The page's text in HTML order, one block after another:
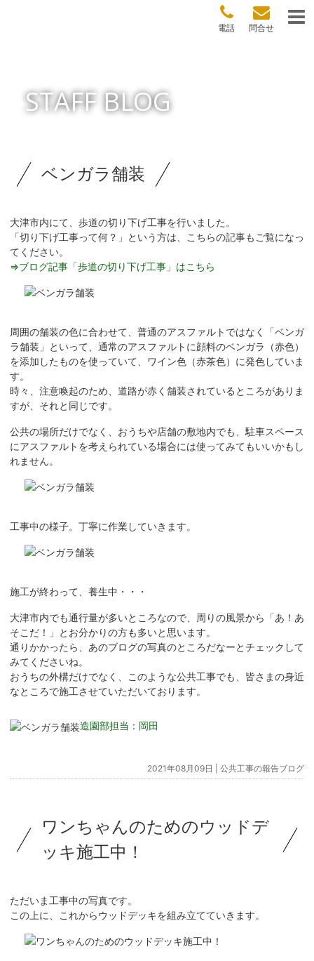
問合せ
電話
STAFF BLOG
ベンガラ舗装
大津市内にて、歩道の切り下げ工事を行いました。
「切り下げ工事って何？」という方は、こちらの記事もご覧になっ
てください。
⇒ブログ記事「歩道の切り下げ工事」はこちら
周囲の舗装の色に合わせて、普通のアスファルトではなく「ベンガ
ラ舗装」といって、通常のアスファルトに顔料のベンガラ（赤色）
を添加したものを使っていて、ワイン色（赤茶色）に発色していま
す。
時々、注意喚起のため、道路が赤く舗装されているところがありま
すが、それと同じです。
公共の場所だけでなく、おうちや店舗の敷地内でも、駐車スペース
にアスファルトを考えられている場合には使ってみてもいいかもし
れません。
工事中の様子。丁寧に作業していきます。
施工が終わって、養生中・・・
大津市内でも通行量が多いところなので、周りの風景から「あ！あ
そこだ！」とお分かりの方も多いと思います。
通りかかったら、あのブログの写真のところだなーとチェックして
みてくださいね。
おうちの外構だけでなく、このような公共工事でも、皆さまの身近
なところで施工させていただいております。
造園部担当：岡田
2021年08月09日 | 公共工事の報告ブログ
ワンちゃんのためのウッドデ
ッキ施工中！
ただいま工事中の写真です。
この上に、これからウッドデッキを組み立てていきます。